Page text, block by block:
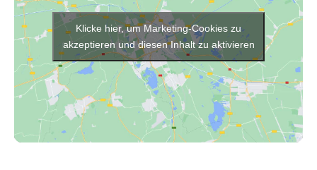
Klicke hier, um Marketing-Cookies zu
akzeptieren und diesen Inhalt zu aktivieren